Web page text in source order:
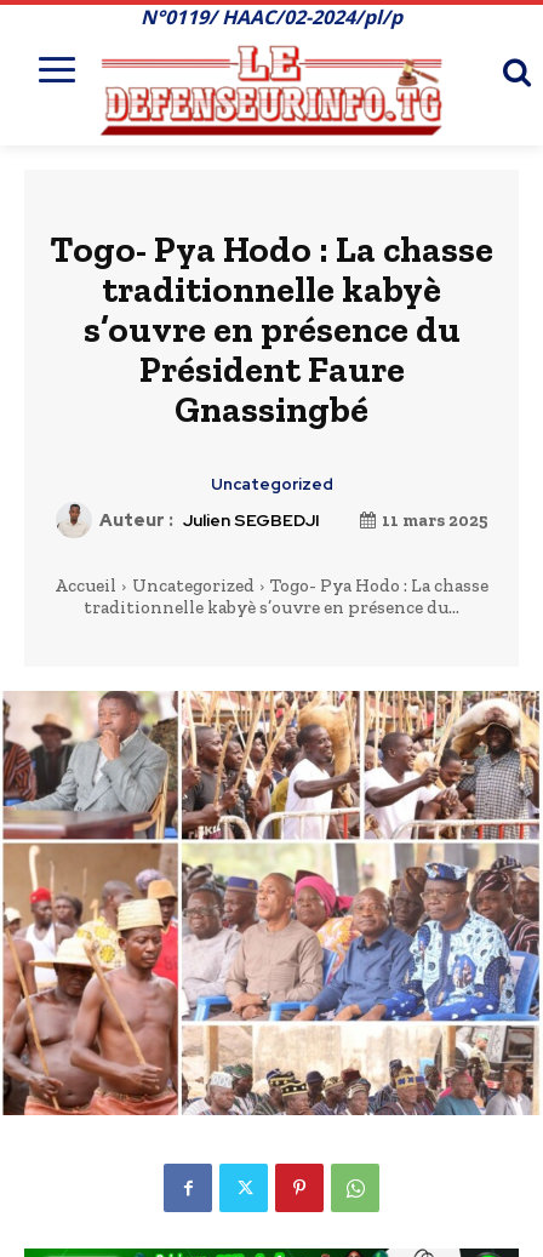
N°0119/ HAAC/02-2024/pl/p
Togo- Pya Hodo : La chasse
traditionnelle kabyè
s’ouvre en présence du
Président Faure
Gnassingbé
Uncategorized
Auteur : Julien SEGBEDJI 11 mars 2025
Accueil Uncategorized
Togo- Pya Hodo : La chasse
traditionnelle kabyè s’ouvre en présence du...